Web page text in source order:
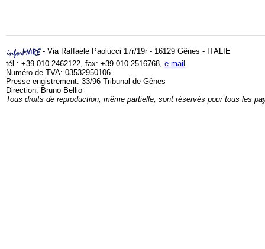
- Via Raffaele Paolucci 17r/19r - 16129 Gênes - ITALIE
tél.: +39.010.2462122, fax: +39.010.2516768, e-mail
Numéro de TVA: 03532950106
Presse engistrement: 33/96 Tribunal de Gênes
Direction: Bruno Bellio
Tous droits de reproduction, même partielle, sont réservés pour tous les